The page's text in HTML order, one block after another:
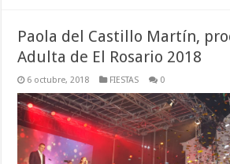
Paola del Castillo Martín,
Adulta de El Rosario 2018
6 octubre, 2018 FIESTAS 0